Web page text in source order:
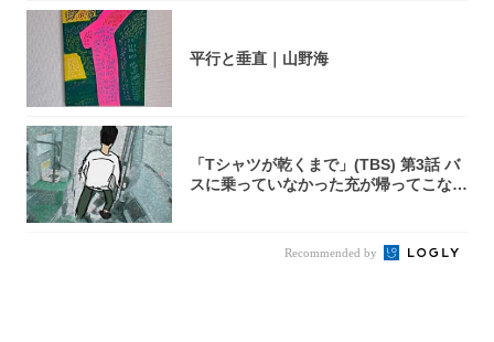
平行と垂直｜山野海
「Tシャツが乾くまで」(TBS) 第3話 バ
スに乗っていなかった充が帰ってこな
Recommended by